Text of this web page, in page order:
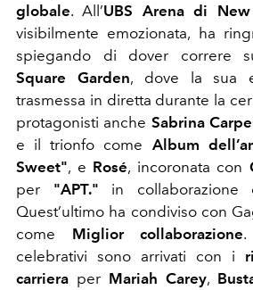
globale. All’UBS Arena di New
visibilmente emozionata, ha
spiegando di dover correre
Square Garden, dove la sua
trasmessa in diretta durante la
protagonisti anche Sabrina
e il trionfo come Album
Sweet", e Rosé, incoronata con
per "APT." in collaborazione
Quest’ultimo ha condiviso con
come Miglior collaborazione.
celebrativi sono arrivati con i
carriera per Mariah Carey,